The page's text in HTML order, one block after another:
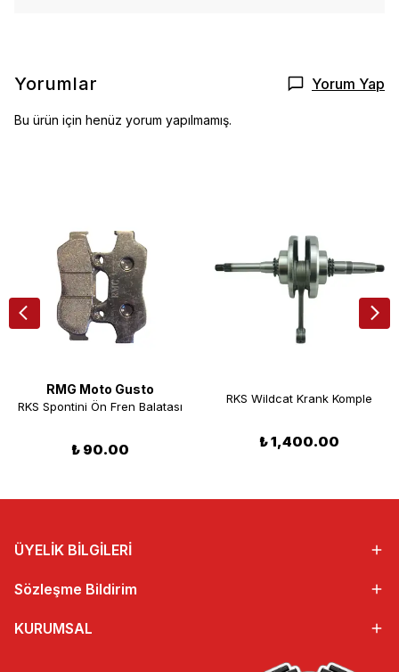
Yorumlar Yorum Yap
Bu ürün için henüz yorum yapılmamış.
RMG Moto Gusto
RKS Spontini Ön Fren Balatası
₺ 90.00
RKS Wildcat Krank Komple
₺ 1,400.00
ÜYELİK BİLGİLERİ
Sözleşme Bildirim
KURUMSAL